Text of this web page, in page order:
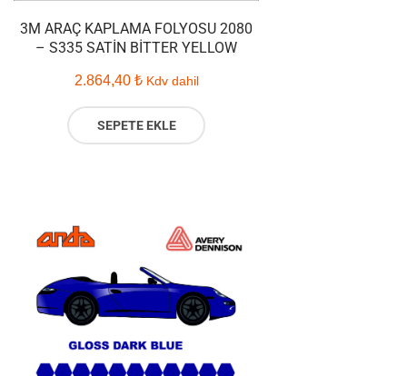
3M ARAÇ KAPLAMA FOLYOSU 2080
– S335 SATIN BITTER YELLOW
2.864,40 ₺ Kdv dahil
SEPETE EKLE